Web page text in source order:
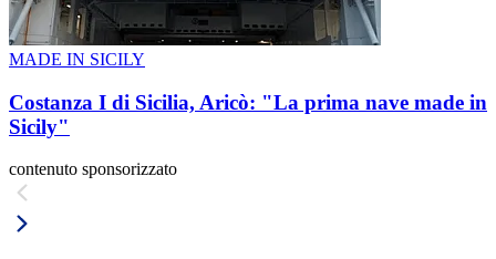
MADE IN SICILY
Costanza I di Sicilia, Aricò: "La prima nave made in
Sicily"
contenuto sponsorizzato